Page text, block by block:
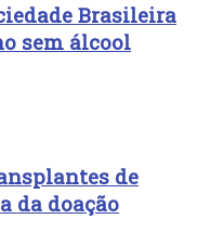
Brasileira
sem álcool
de
da doação